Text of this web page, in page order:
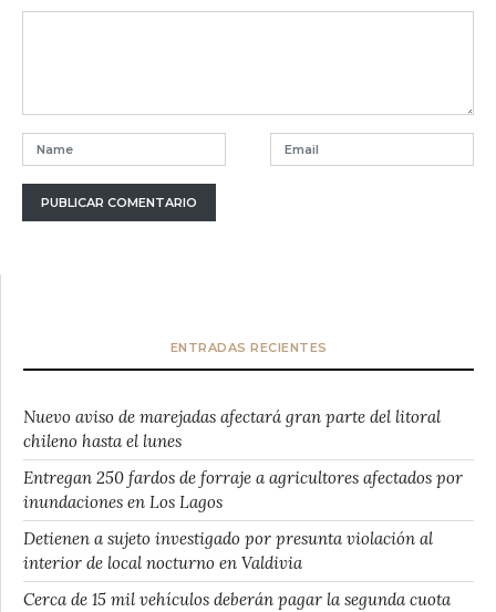
ENTRADAS RECIENTES
Nuevo aviso de marejadas afectará gran parte del litoral
chileno hasta el lunes
Entregan 250 fardos de forraje a agricultores afectados por
inundaciones en Los Lagos
Detienen a sujeto investigado por presunta violación al
interior de local nocturno en Valdivia
Cerca de 15 mil vehículos deberán pagar la segunda cuota